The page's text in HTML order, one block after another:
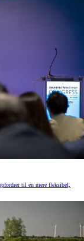
til en mere fleksibel,